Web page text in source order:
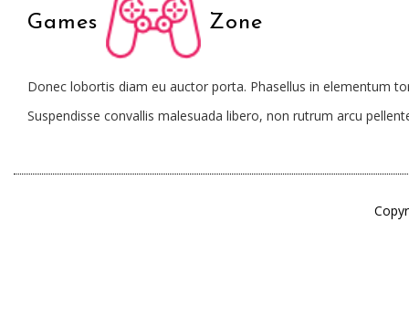
Games Zone
Donec lobortis diam eu auctor porta. Phasellus in elementum
Suspendisse convallis malesuada libero, non rutrum arcu